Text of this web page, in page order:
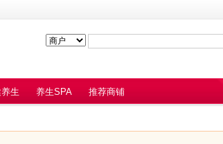
生 养生SPA 推荐商铺